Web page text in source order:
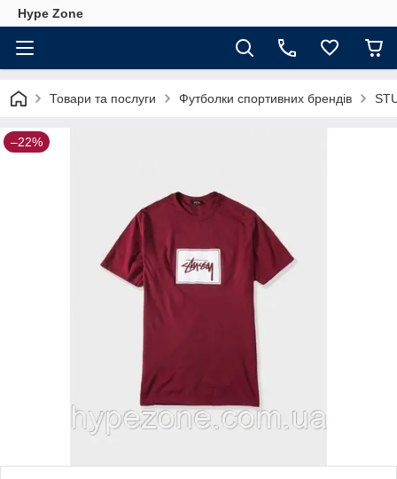
Hype Zone
Товари та послуги Футболки спортивних брендів
–22%